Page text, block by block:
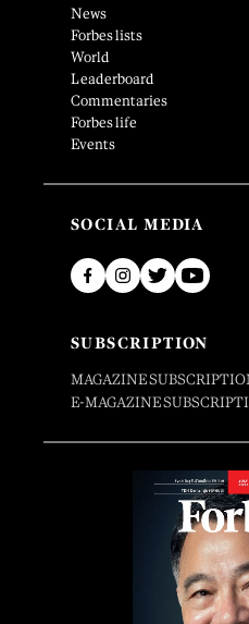
News
Forbes lists
World
Leaderboard
Commentaries
Forbes life
Events
SOCIAL MEDIA
SUBSCRIPTION
MAGAZINE
E-MAGAZINE